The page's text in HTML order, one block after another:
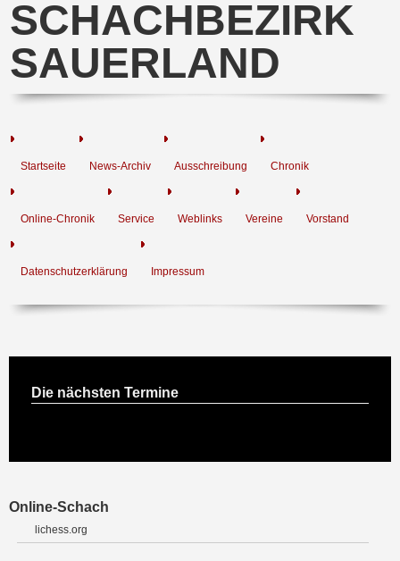
SCHACHBEZIRK
SAUERLAND
Startseite News-Archiv Ausschreibung Chronik
Online-Chronik Service Weblinks Vereine Vorstand
Datenschutzerklärung Impressum
Die nächsten Termine
Online-Schach
lichess.org